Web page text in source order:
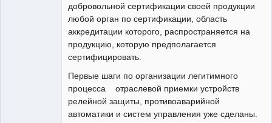
добровольной сертификации своей продукции
любой орган по сертификации, область
аккредитации которого, распространяется на
продукцию, которую предполагается
сертифицировать.
Первые шаги по организации легитимного
процесса отраслевой приемки устройств
релейной защиты, противоаварийной
автоматики и систем управления уже сделаны.